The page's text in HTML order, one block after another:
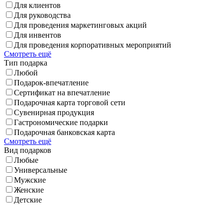
Для клиентов
Для руководства
Для проведения маркетинговых акций
Для инвентов
Для проведения корпоративных мероприятий
Смотреть ещё
Тип подарка
Любой
Подарок-впечатление
Сертификат на впечатление
Подарочная карта торговой сети
Сувенирная продукция
Гастрономические подарки
Подарочная банковская карта
Смотреть ещё
Вид подарков
Любые
Универсальные
Мужские
Женские
Детские